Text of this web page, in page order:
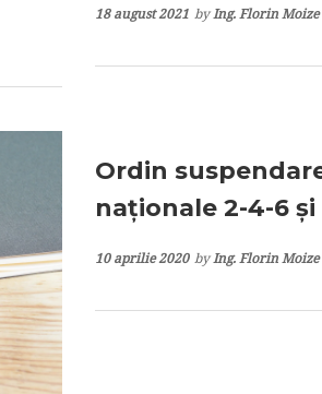
18 august 2021 byIng. Florin Moize
Ordin
naționale 2-4-6
10 aprilie 2020 byIng. Florin Moize